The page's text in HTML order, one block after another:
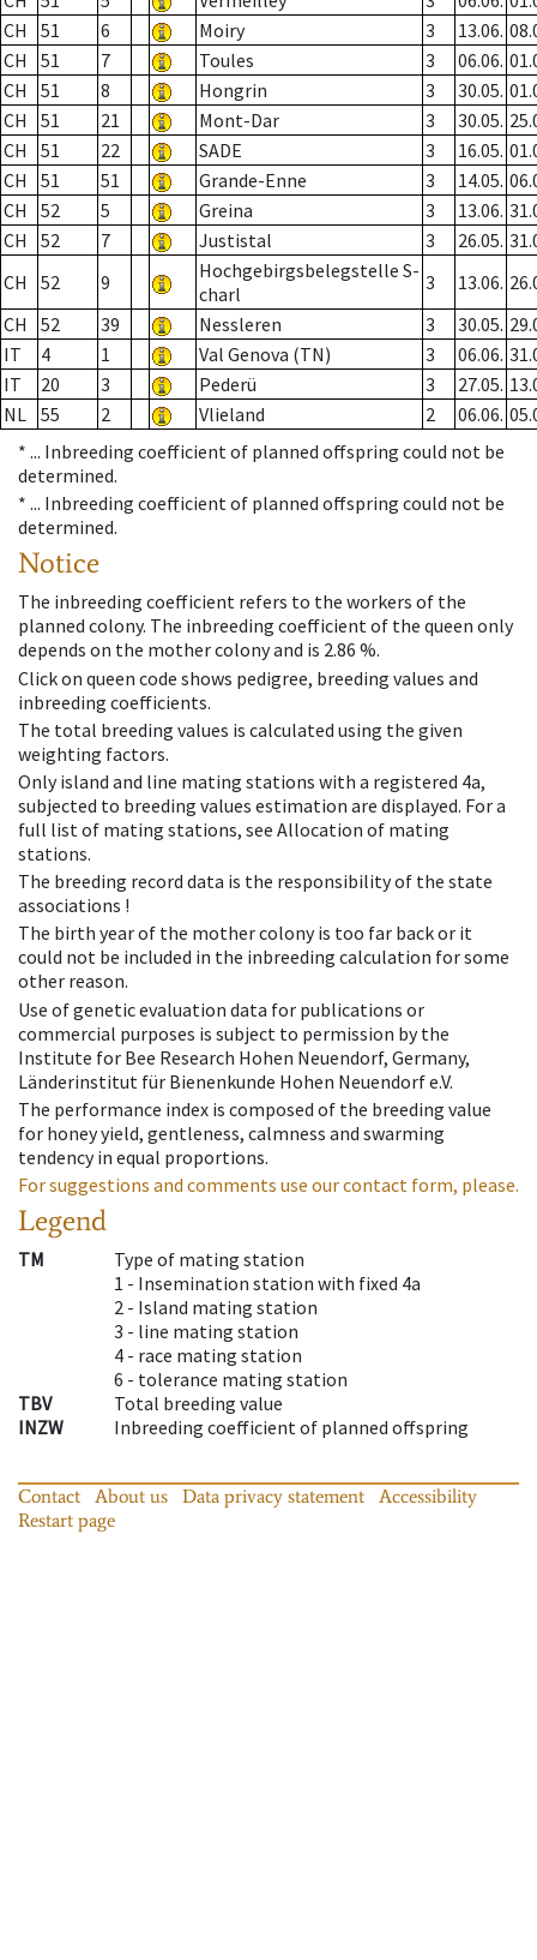
CH
51 6 Moiry 3 13.06.
CH
51 7 Toules 3 06.06.
CH
51 8 Hongrin 3 30.05.
CH
51 21 Mont-Dar 3 30.05.
CH
51 22 SADE 3 16.05.
CH
51 51 Grande-Enne 3 14.05.
CH
52 5 Greina 3 13.06.
CH
52 7 Justistal 3 26.05.
CH
52 9
Hochgebirgsbelegstelle S-
charl
3 13.06.
CH
52 39 Nessleren 3 30.05.
IT
4 1 Val Genova (TN) 3 06.06.
IT
20 3 Pederü 3 27.05.
NL 55 2 Vlieland 2 06.06.
* ... Inbreeding coefficient of planned offspring could not be
determined.
* ... Inbreeding coefficient of planned offspring could not be
determined.
Notice
The inbreeding coefficient refers to the workers of the
planned colony. The inbreeding coefficient of the queen only
depends on the mother colony and is 2.86 %.
Click on queen code shows pedigree, breeding values and
inbreeding coefficients.
The total breeding values is calculated using the given
weighting factors.
Only island and line mating stations with a registered 4a,
subjected to breeding values estimation are displayed. For a
full list of mating stations, see Allocation of mating
stations.
The breeding record data is the responsibility of the state
associations !
The birth year of the mother colony is too far back or it
could not be included in the inbreeding calculation for some
other reason.
Use of genetic evaluation data for publications or
commercial purposes is subject to permission by the
Institute for Bee Research Hohen Neuendorf, Germany,
Länderinstitut für Bienenkunde Hohen Neuendorf e.V.
The performance index is composed of the breeding value
for honey yield, gentleness, calmness and swarming
tendency in equal proportions.
For suggestions and comments use our contact form, please.
Legend
TM
Type of mating station
1 - Insemination station with fixed 4a
2 - Island mating station
3 - line mating station
4 - race mating station
6 - tolerance mating station
TBV
Total breeding value
INZW
Inbreeding coefficient of planned offspring
Contact About us Data privacy statement
Accessibility
Restart page